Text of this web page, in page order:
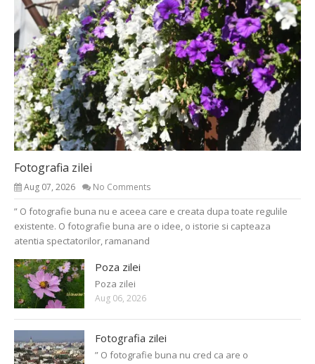
Fotografia zilei
Aug 07, 2026 No Comments
” O fotografie buna nu e aceea care e creata dupa toate regulile
existente. O fotografie buna are o idee, o istorie si capteaza
atentia spectatorilor, ramanand
Poza zilei
Poza zilei
Aug 06, 2026
Fotografia zilei
” O fotografie buna nu cred ca are o